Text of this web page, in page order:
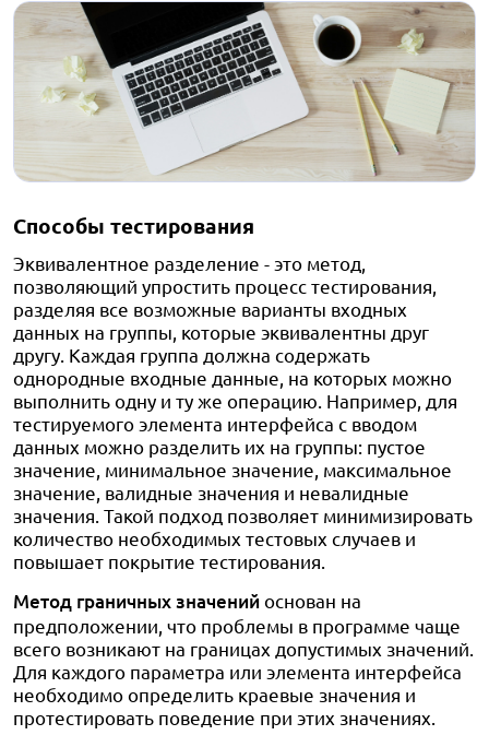
Способы тестирования
Эквивалентное разделение - это метод,
позволяющий упростить процесс тестирования,
разделяя все возможные варианты входных
данных на группы, которые эквивалентны друг
другу. Каждая группа должна содержать
однородные входные данные, на которых можно
выполнить одну и ту же операцию. Например, для
тестируемого элемента интерфейса с вводом
данных можно разделить их на группы: пустое
значение, минимальное значение, максимальное
значение, валидные значения и невалидные
значения. Такой подход позволяет минимизировать
количество необходимых тестовых случаев и
повышает покрытие тестирования.
Метод граничных значенийоснован на
предположении, что проблемы в программе чаще
всего возникают на границах допустимых значений.
Для каждого параметра или элемента интерфейса
необходимо определить краевые значения и
протестировать поведение при этих значениях.